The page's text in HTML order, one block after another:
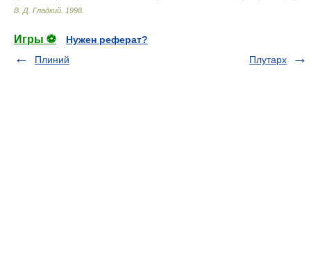
В. Д. Гладкий 1998
Игры ⚽
Нужен реферат?
Плиний
Плутарх